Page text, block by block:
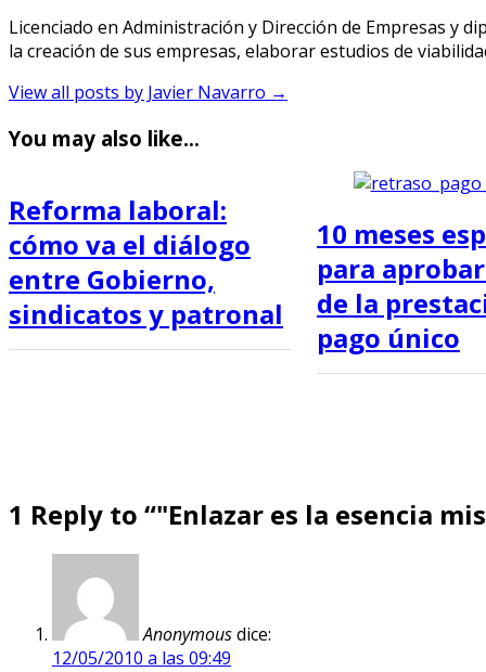
Licenciado en Administración y Dirección de Empresas y
la creación de sus empresas, elaborar estudios de
View all posts by Javier Navarro →
You may also like...
Reforma laboral:
cómo va el diálogo
entre Gobierno,
sindicatos y patronal
10 meses
para
de la
pago único
1 Reply to “"Enlazar es la esencia
Anonymousdice:
12/05/2010 a las 09:49